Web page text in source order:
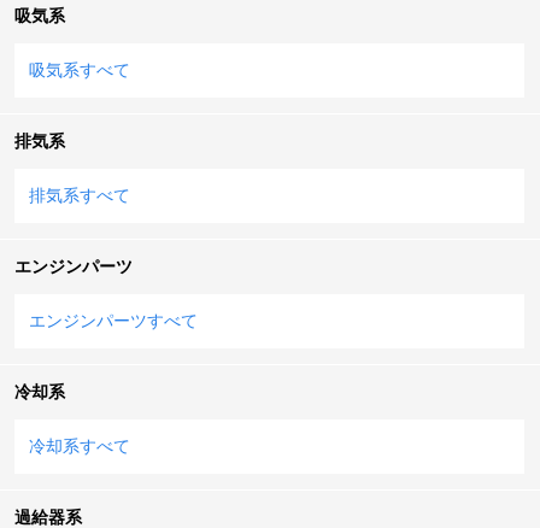
吸気系
吸気系すべて
排気系
排気系すべて
エンジンパーツ
エンジンパーツすべて
冷却系
冷却系すべて
過給器系